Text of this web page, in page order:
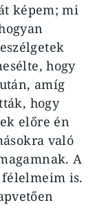
képem; mi
hogy
amíg
hogy
előre én
való
A
is.